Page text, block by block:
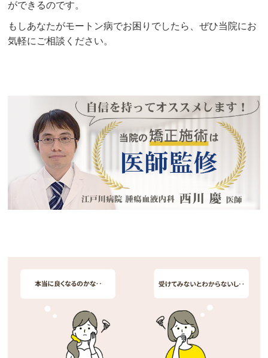
ができるのです。
もしあなたがモートン病でお困りでしたら、ぜひ当院にお
気軽にご相談ください。